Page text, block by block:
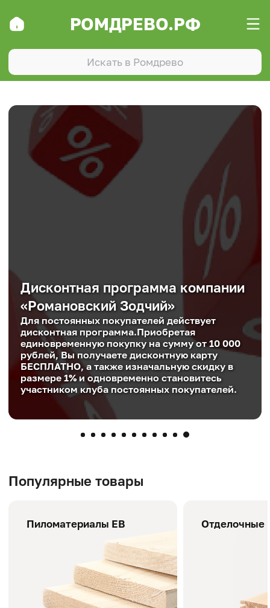
РОМДРЕВО.РФ
Дисконтная программа компании
«Романовский Зодчий»
Для постоянных покупателей действует
дисконтная программа.Приобретая
единовременную покупку на сумму от 10 000
рублей, Вы получаете дисконтную карту
БЕСПЛАТНО, а также изначальную скидку в
размере 1% и одновременно становитесь
участником клуба постоянных покупателей.
Популярные товары
Пиломатериалы ЕВ Отделочные